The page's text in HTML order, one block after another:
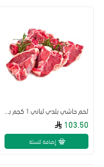
103.50
إضافة للسلة